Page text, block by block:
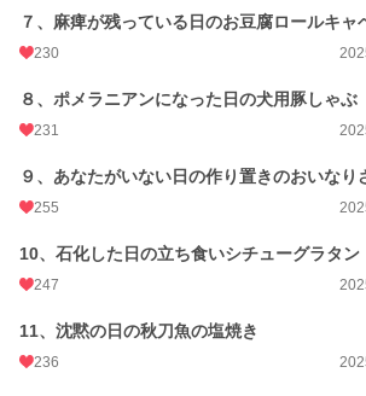
７、麻痺が残っている日のお豆腐ロールキャ
230
８、ポメラニアンになった日の犬用豚しゃぶ
231
９、あなたがいない日の作り置きのおいなり
255
10、石化した日の立ち食いシチューグラタン
247
11、沈黙の日の秋刀魚の塩焼き
236